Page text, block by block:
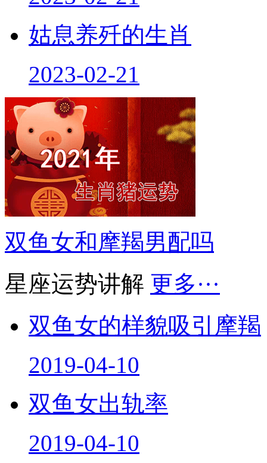
姑息养歼的生肖
2023-02-21
双鱼女和摩羯男配吗
星座运势讲解 更多···
双鱼女的样貌吸引摩羯
2019-04-10
双鱼女出轨率
2019-04-10